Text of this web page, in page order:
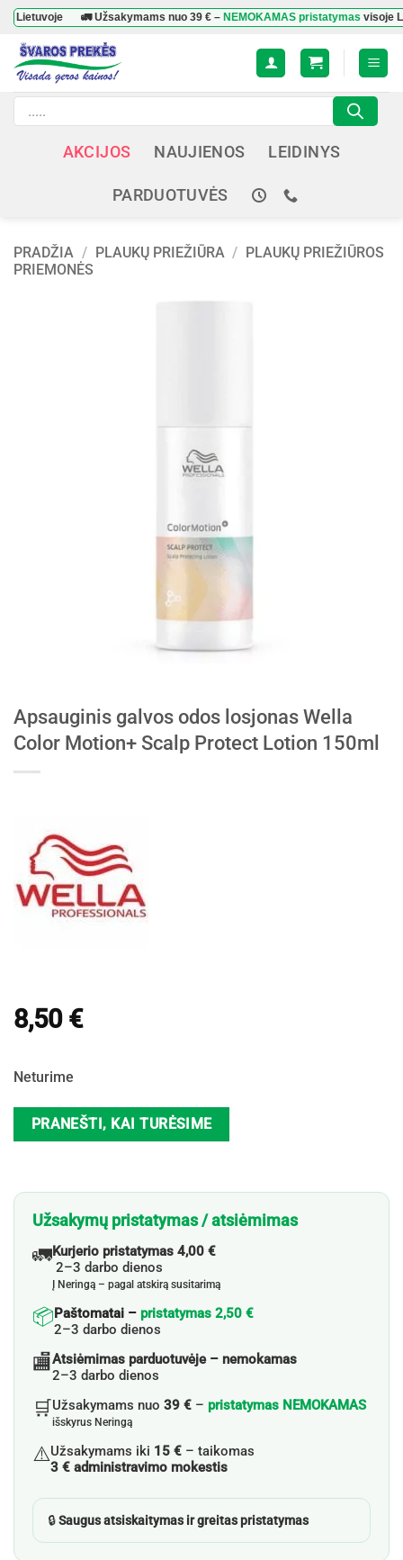
Skip
content
🚛 Užsakymams nuo39 €– NEMOKAMAS pristatymasvisoje
Products
search
AKCIJOS NAUJIENOS LEIDINYS
PARDUOTUVĖS
PRADŽIA / PLAUKŲ PRIEŽIŪRA / PLAUKŲ PRIEŽIŪROS
PRIEMONĖS
Apsauginis galvos odos losjonas Wella
Color Motion+ Scalp Protect Lotion 150ml
8,50 €
Neturime
PRANEŠTI, KAI TURĖSIME
Užsakymų pristatymas / atsiėmimas
🚛Kurjerio pristatymas 4,00 €
2–3 darbo dienos
Į Neringą – pagal atskirą susitarimą
📦Paštomatai – pristatymas 2,50 €
2–3 darbo dienos
🏬Atsiėmimas parduotuvėje – nemokamas
2–3 darbo dienos
🛒Užsakymams nuo 39 € – pristatymas NEMOKAMAS
išskyrus Neringą
⚠️Užsakymams iki 15 € – taikomas
3 € administravimo mokestis
🔒Saugus atsiskaitymas ir greitas pristatymas